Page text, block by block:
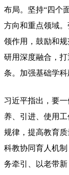
布局。坚持“四个
方向和重点领域
领作用，鼓励和
研用深度融合，
条。加强基础学
习近平指出，要
养、引进、使用
规律，提高教育
科教协同育人机
务牵引、以老带